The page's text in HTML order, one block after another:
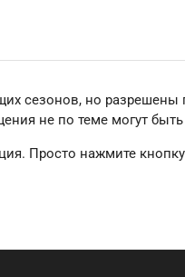
сезонов, но
не по теме могут
Просто нажмите